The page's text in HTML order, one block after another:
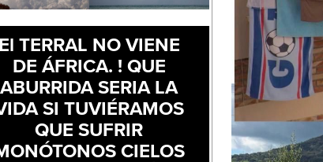
El TERRAL NO VIENE
DE ÁFRICA. ! QUE
ABURRIDA SERIA LA
SI TUVIÉRAMOS
QUE SUFRIR
CIELOS